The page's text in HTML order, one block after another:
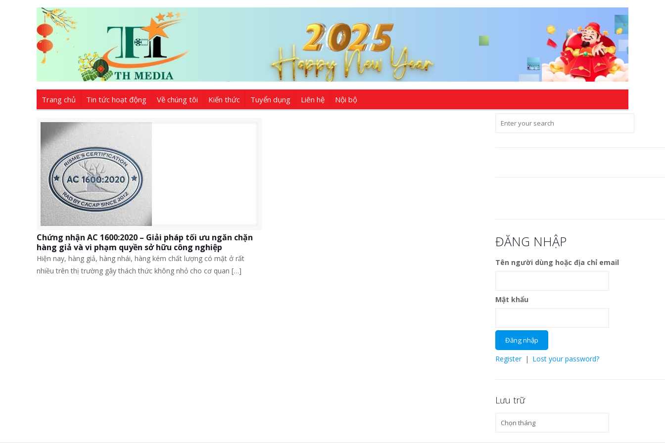
Trang chủ Tin tức hoạt động Về chúng tôi Kiến thức Tuyển dụng Liên hệ Nội bộ
Chứng nhận AC 1600:2020 – Giải pháp tối ưu ngăn chặn
hàng giả và vi phạm quyền sở hữu công nghiệp
Hiện nay, hàng giả, hàng nhái, hàng kém chất lượng có mặt ở rất
nhiều trên thị trường gây thách thức không nhỏ cho cơ quan […]
ĐĂNG NHẬP
Tên người dùng hoặc địa chỉ email
Mật khẩu
Register | Lost your password?
Lưu trữ
Lưu